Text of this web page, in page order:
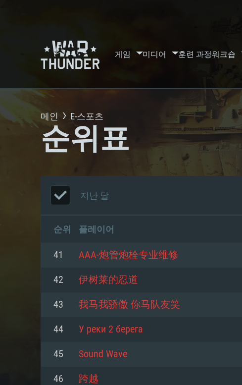
게임 미디어 훈련 과정워크숍
메인 E-스포츠
순위표
지난 달
순위 플레이어
41 AAA-炮管炮栓专业维修
42 伊树莱的忍道
43 我马我骄傲 你马队友笑
44 У реки 2 берега
45 Sound Wave
46 跨越